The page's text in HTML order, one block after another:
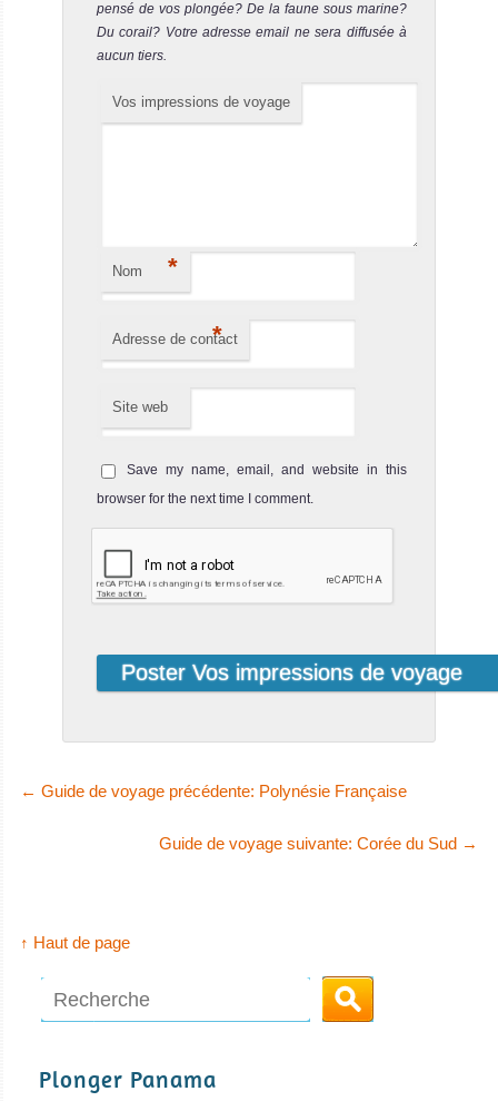
pensé de vos plongée? De la faune sous marine?
Du corail? Votre adresse email ne sera diffusée à
aucun tiers.
Vos impressions de voyage
Nom *
Adresse de contact
*
Site web
Save my name, email, and website in this
browser for the next time I comment.
← Guide de voyage précédente: Polynésie Française
Guide de voyage suivante: Corée du Sud →
↑ Haut de page
Plonger Panama